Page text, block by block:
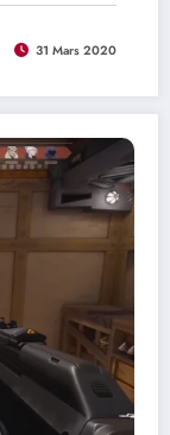
31 Mars 2020